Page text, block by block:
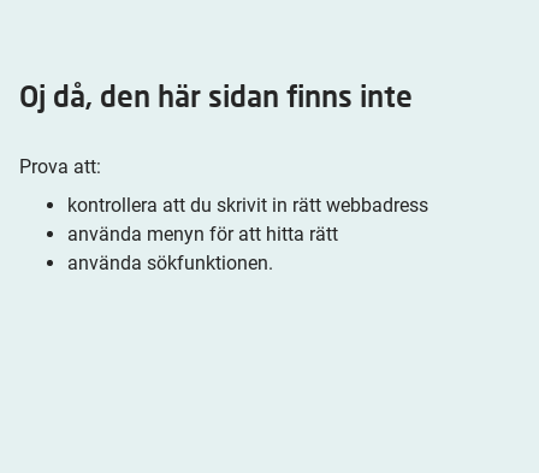
Oj då, den här sidan finns inte
Prova att:
kontrollera att du skrivit in rätt webbadress
använda menyn för att hitta rätt
använda sökfunktionen.